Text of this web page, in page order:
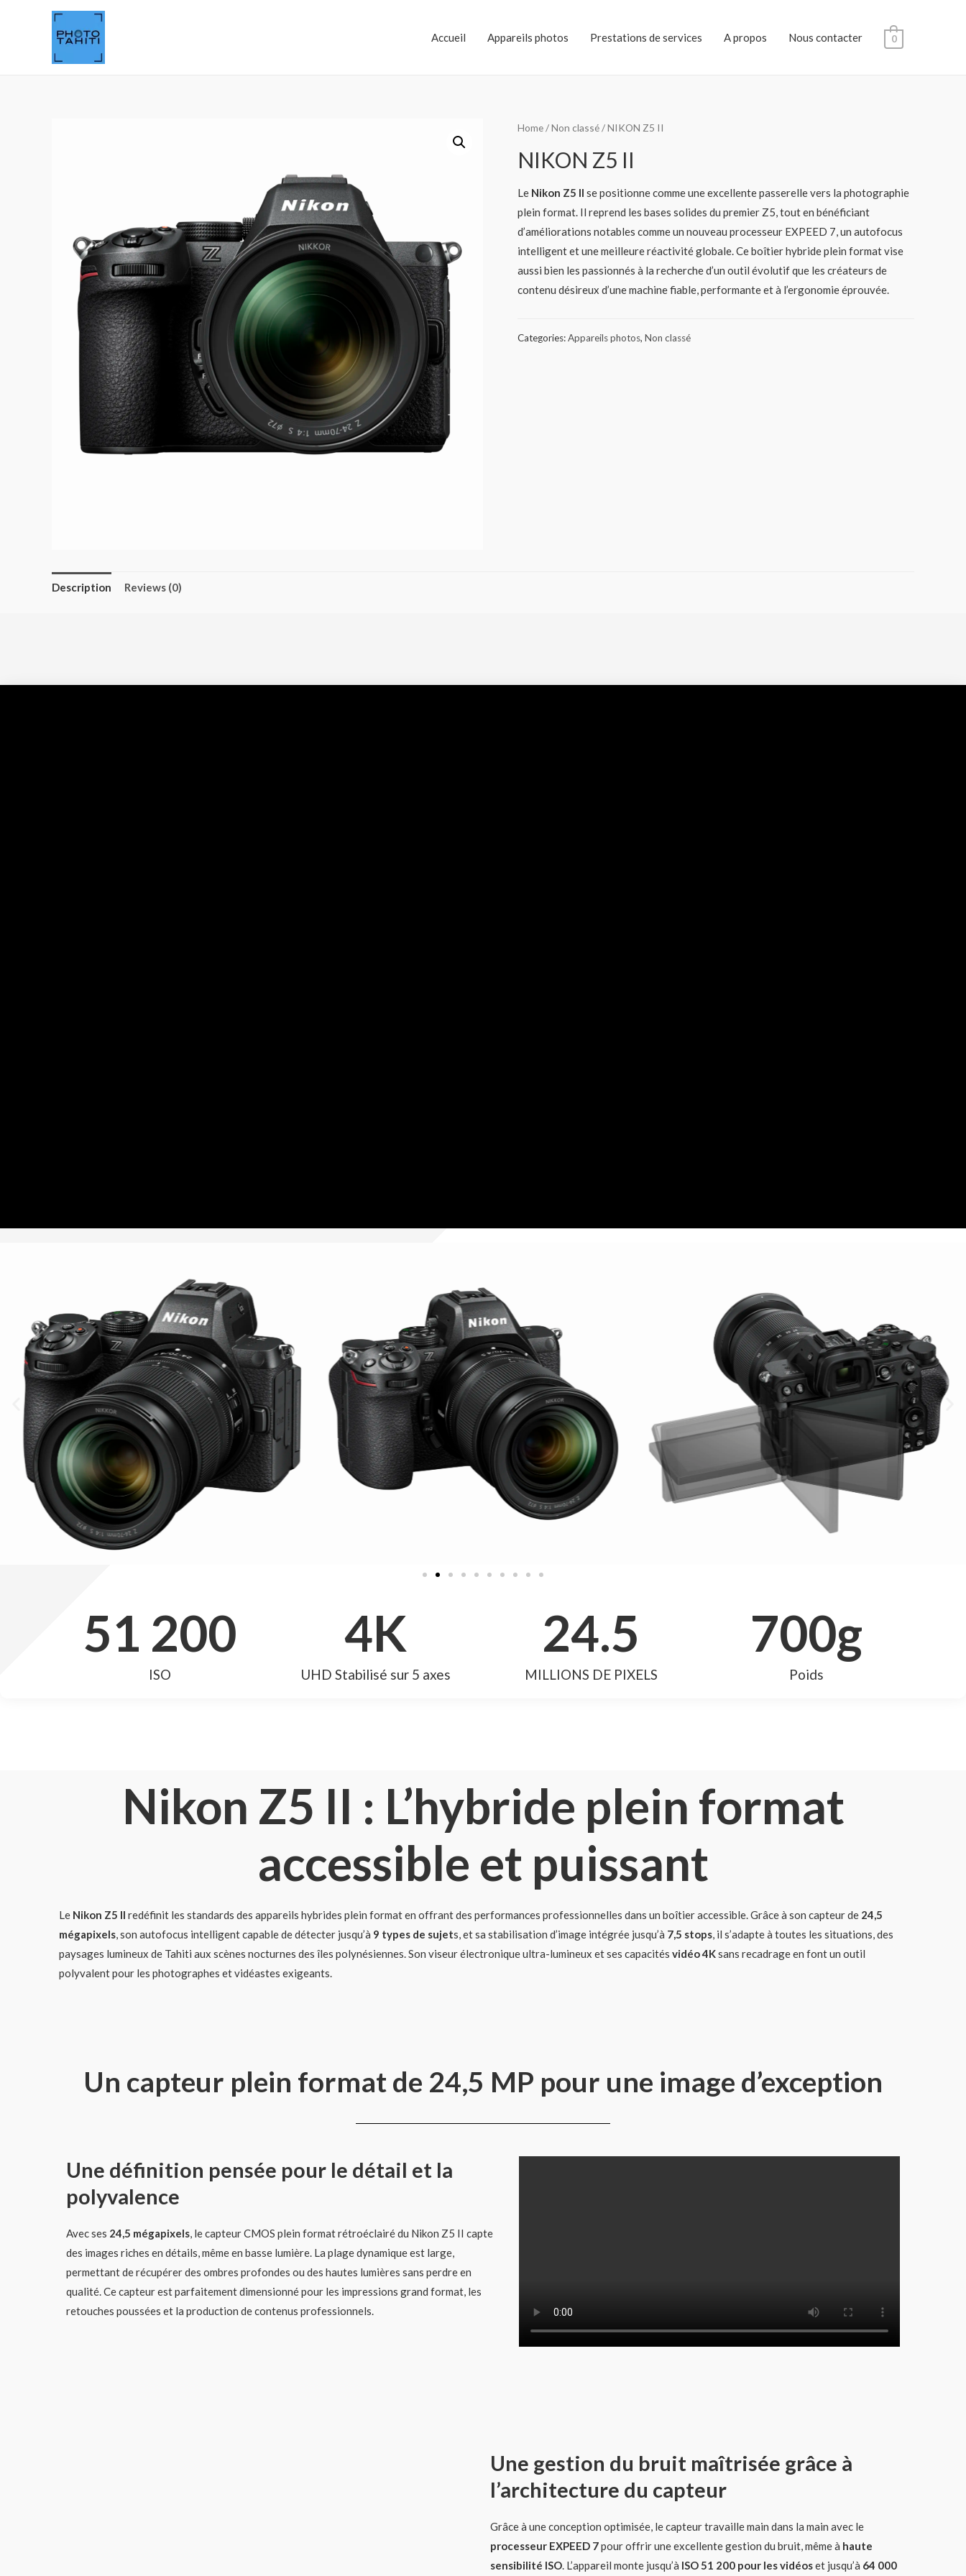
Accueil Appareils photos Prestations de services A propos Nous contacter 0
Home/Non classé/ NIKON Z5 II
NIKON Z5 II
Le Nikon Z5 II se positionne comme une excellente passerelle vers la photographie
plein format. Il reprend les bases solides du premier Z5, tout en bénéficiant
d’améliorations notables comme un nouveau processeur EXPEED 7, un autofocus
intelligent et une meilleure réactivité globale. Ce boîtier hybride plein format vise
aussi bien les passionnés à la recherche d’un outil évolutif que les créateurs de
contenu désireux d’une machine fiable, performante et à l’ergonomie éprouvée.
Categories:Appareils photos, Non classé
Description Reviews (0)
51 200
ISO
4K
UHD Stabilisé sur 5 axes
24.5
MILLIONS DE PIXELS
700g
Poids
Nikon Z5 II : L’hybride plein format
accessible et puissant
Le Nikon Z5 II redéfinit les standards des appareils hybrides plein format en offrant des performances professionnelles dans un boîtier accessible. Grâce à son capteur de 24,5
mégapixels, son autofocus intelligent capable de détecter jusqu’à 9 types de sujets, et sa stabilisation d’image intégrée jusqu’à 7,5 stops, il s’adapte à toutes les situations, des
paysages lumineux de Tahiti aux scènes nocturnes des îles polynésiennes. Son viseur électronique ultra-lumineux et ses capacités vidéo 4Ksans recadrage en font un outil
polyvalent pour les photographes et vidéastes exigeants.
Un capteur plein format de 24,5 MP pour une image d’exception
Une définition pensée pour le détail et la
polyvalence
Avec ses 24,5 mégapixels, le capteur CMOS plein format rétroéclairé du Nikon Z5 II capte
des images riches en détails, même en basse lumière. La plage dynamique est large,
permettant de récupérer des ombres profondes ou des hautes lumières sans perdre en
qualité. Ce capteur est parfaitement dimensionné pour les impressions grand format, les
retouches poussées et la production de contenus professionnels.
Une gestion du bruit maîtrisée grâce à
l’architecture du capteur
Grâce à une conception optimisée, le capteur travaille main dans la main avec le
processeur EXPEED 7pour offrir une excellente gestion du bruit, même à haute
sensibilité ISO. L’appareil monte jusqu’à ISO 51 200 pour les vidéoset jusqu’à 64 000